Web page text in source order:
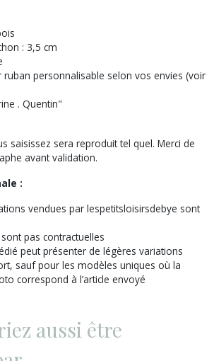
: 3,5 cm
ruban personnalisable selon vos envies (voir
. Quentin"
saisissez sera reproduit tel quel. Merci de
avant validation.
:
vendues par lespetitsloisirsdebye sont
pas contractuelles
peut présenter de légères variations
sauf pour les modèles uniques où la
correspond à l’article envoyé
aussi être